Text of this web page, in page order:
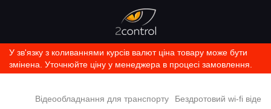
У зв'язку з коливаннями курсів валют ціна товару може бути
змінена. Уточнюйте ціну у менеджера в процесі замовлення.
Відеообладнання для транспорту Бездротовий wi-fi